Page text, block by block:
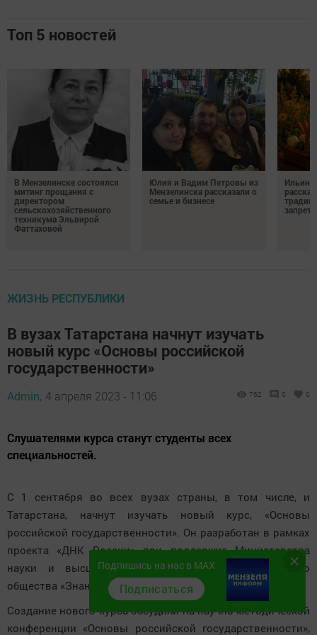
Топ 5 новостей
В Мензелинске состоялся
митинг прощания с
директором
сельскохозяйственного
техникума Эльвирой
Фаттаховой
Юлия и Вадим Петровы из
Мензелинска рассказали о
семье и бизнесе
Ильин
ЖИЗНЬ РЕСПУБЛИКИ
В вузах Татарстана начнут изучать
новый курс «Основы российской
государственности»
Admin, 4 апреля 2023 - 11:06 762 0 0
Слушателями курса станут студенты всех
специальностей.
С 1 сентября во всех вузах страны, в том числе, и
Татарстана, начнут изучать новый курс, «Основы
российской государственности». Он разработан в рамках
проекта «ДНК России» при поддержке Министерства
науки и высшего образования РФ и Российского
общества «Знание».
Создание нового курса обсудили на научно-методической
конференции «Основы российской государственности»,
Подпишись на нас в MAX
Подписаться